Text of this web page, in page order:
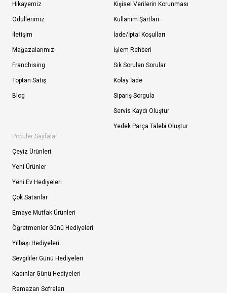
Hikayemiz
Ödüllerimiz
İletişim
Mağazalarımız
Franchising
Toptan Satış
Blog
Kişisel Verilerin Korunması
Kullanım Şartları
İade/İptal Koşulları
İşlem Rehberi
Sık Sorulan Sorular
Kolay İade
Sipariş Sorgula
Servis Kaydı Oluştur
Yedek Parça Talebi Oluştur
Popüler Sayfalar
Çeyiz Ürünleri
Yeni Ürünler
Yeni Ev Hediyeleri
Çok Satanlar
Emaye Mutfak Ürünleri
Öğretmenler Günü Hediyeleri
Yılbaşı Hediyeleri
Sevgililer Günü Hediyeleri
Kadınlar Günü Hediyeleri
Ramazan Sofraları